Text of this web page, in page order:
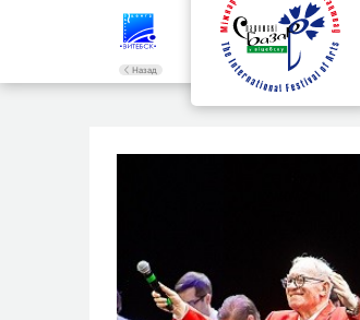
Назад